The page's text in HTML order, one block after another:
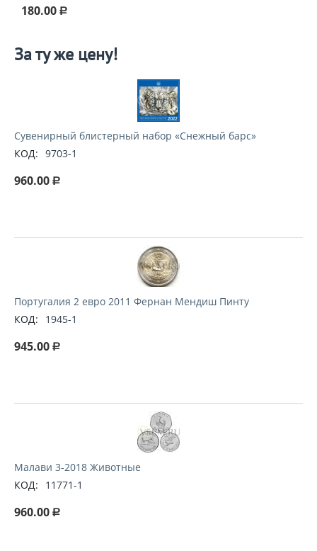
180.00 Р
За ту же цену!
Cувенирный блистерный набор «Снежный барс»
КОД: 9703-1
960.00 Р
Португалия 2 евро 2011 Фернан Мендиш Пинту
КОД:
1945-1
945.00 Р
Малави 3-2018 Животные
КОД:
11771-1
960.00 Р